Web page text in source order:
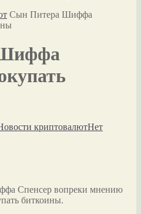
Сын Питера Шиффа
криптовалютНет
Спенсер вопреки мнению
биткоины.